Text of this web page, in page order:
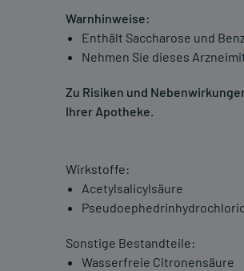
Warnhinweise:
Enthält Saccharose und
Nehmen Sie dieses
Zu Risiken und
Ihrer Apotheke.
Wirkstoffe:
Acetylsalicylsäure
Sonstige Bestandteile:
Wasserfreie Citronensäure